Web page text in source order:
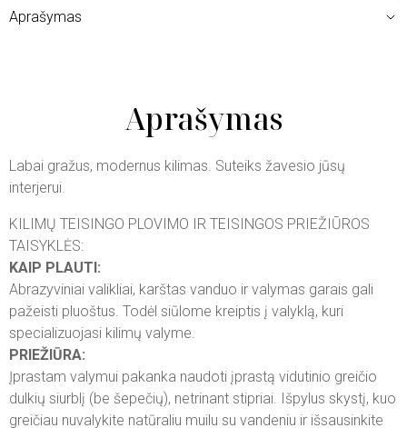
Aprašymas
Aprašymas
Labai gražus, modernus kilimas. Suteiks žavesio jūsų
interjerui.
KILIMŲ TEISINGO PLOVIMO IR TEISINGOS PRIEŽIŪROS
TAISYKLĖS:
KAIP PLAUTI:
Abrazyviniai valikliai, karštas vanduo ir valymas garais gali
pažeisti pluoštus. Todėl siūlome kreiptis į valyklą, kuri
specializuojasi kilimų valyme.
PRIEŽIŪRA:
Įprastam valymui pakanka naudoti įprastą vidutinio greičio
dulkių siurblį (be šepečių), netrinant stipriai. Išpylus skystį, kuo
greičiau nuvalykite natūraliu muilu su vandeniu ir išsausinkite